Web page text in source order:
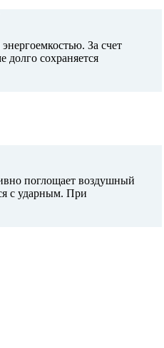
За счет
долго сохраняется
поглощает воздушный
с ударным. При